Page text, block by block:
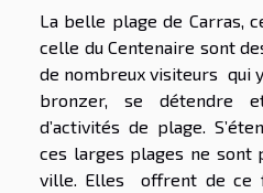
La belle plage de Carras,
celle du Centenaire sont
de nombreux visiteurs qui
bronzer, se détendre
d’activités de plage.
ces larges plages ne sont
ville. Elles offrent de ce